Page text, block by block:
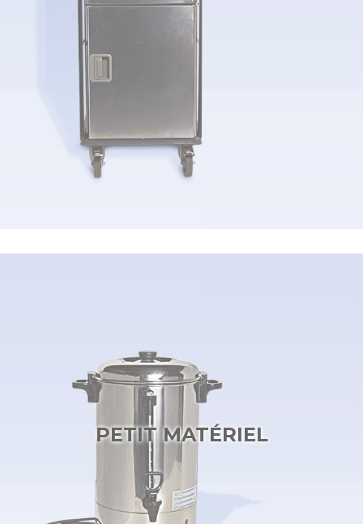
PETIT MATÉRIEL